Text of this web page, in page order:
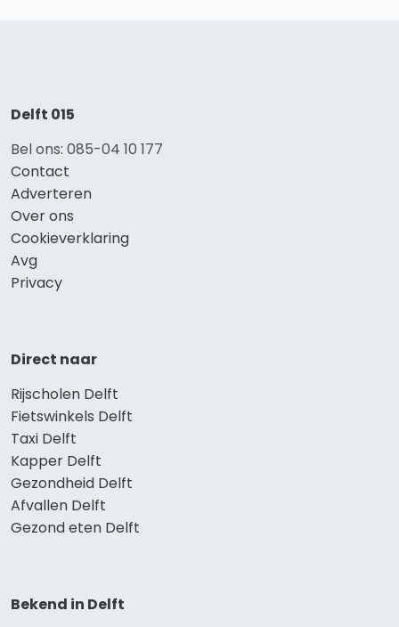
Delft 015
Bel ons: 085-04 10 177
Contact
Adverteren
Over ons
Cookieverklaring
Avg
Privacy
Direct naar
Rijscholen Delft
Fietswinkels Delft
Taxi Delft
Kapper Delft
Gezondheid Delft
Afvallen Delft
Gezond eten Delft
Bekend in Delft